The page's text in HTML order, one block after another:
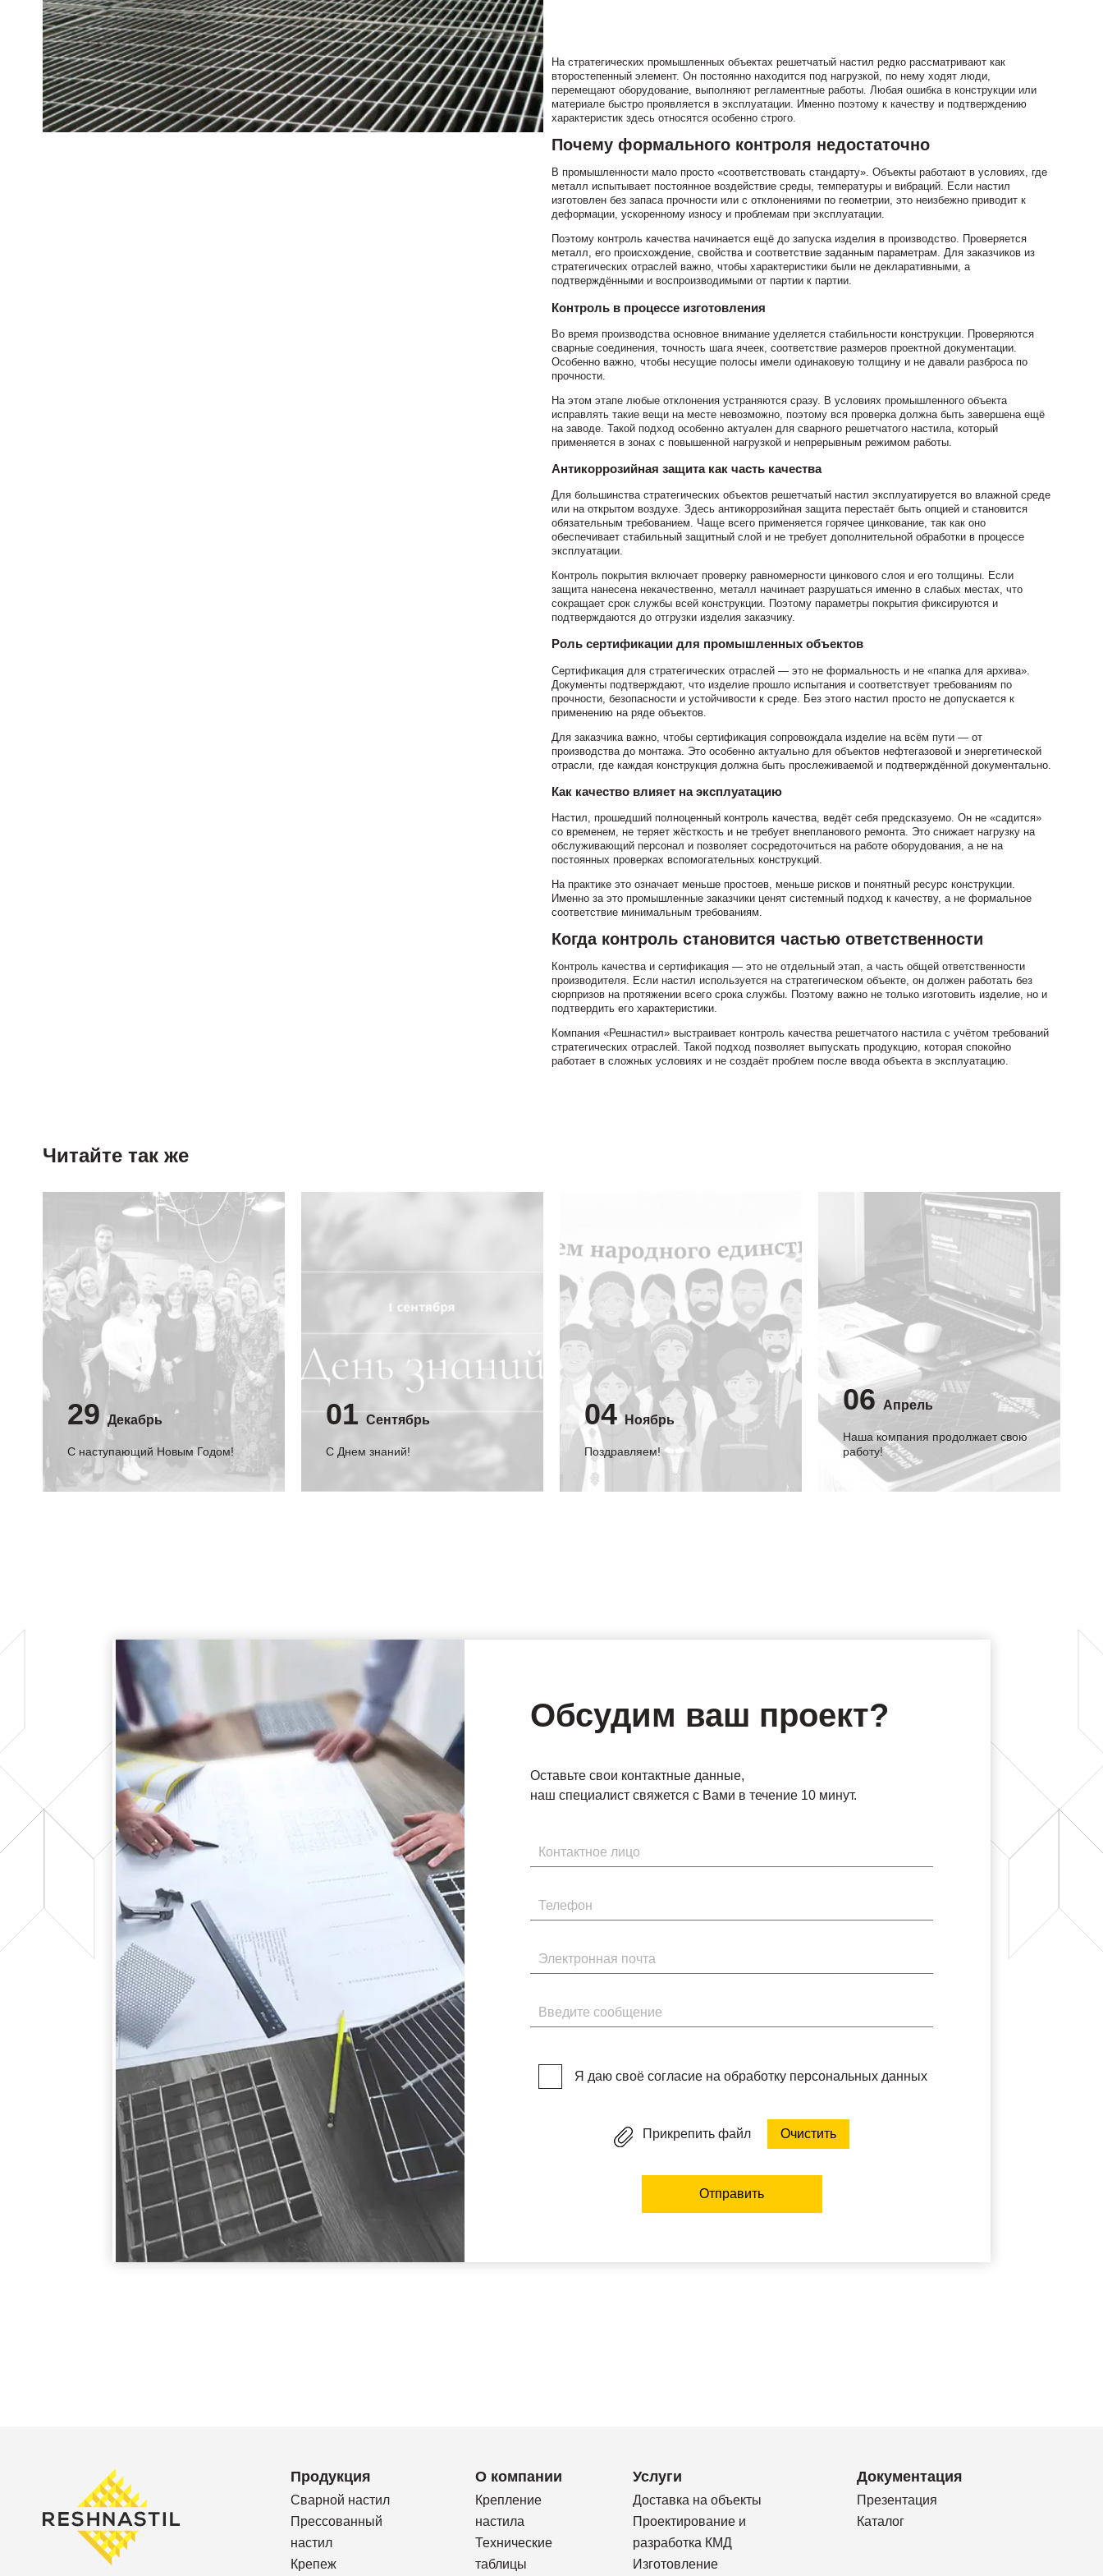
На стратегических промышленных объектах решетчатый настил редко рассматривают как
второстепенный элемент. Он постоянно находится под нагрузкой, по нему ходят люди,
перемещают оборудование, выполняют регламентные работы. Любая ошибка в конструкции или
материале быстро проявляется в эксплуатации. Именно поэтому к качеству и подтверждению
характеристик здесь относятся особенно строго.
Почему формального контроля недостаточно
В промышленности мало просто «соответствовать стандарту». Объекты работают в условиях, где
металл испытывает постоянное воздействие среды, температуры и вибраций. Если настил
изготовлен без запаса прочности или с отклонениями по геометрии, это неизбежно приводит к
деформации, ускоренному износу и проблемам при эксплуатации.
Поэтому контроль качества начинается ещё до запуска изделия в производство. Проверяется
металл, его происхождение, свойства и соответствие заданным параметрам. Для заказчиков из
стратегических отраслей важно, чтобы характеристики были не декларативными, а
подтверждёнными и воспроизводимыми от партии к партии.
Контроль в процессе изготовления
Во время производства основное внимание уделяется стабильности конструкции. Проверяются
сварные соединения, точность шага ячеек, соответствие размеров проектной документации.
Особенно важно, чтобы несущие полосы имели одинаковую толщину и не давали разброса по
прочности.
На этом этапе любые отклонения устраняются сразу. В условиях промышленного объекта
исправлять такие вещи на месте невозможно, поэтому вся проверка должна быть завершена ещё
на заводе. Такой подход особенно актуален для сварного решетчатого настила, который
применяется в зонах с повышенной нагрузкой и непрерывным режимом работы.
Антикоррозийная защита как часть качества
Для большинства стратегических объектов решетчатый настил эксплуатируется во влажной среде
или на открытом воздухе. Здесь антикоррозийная защита перестаёт быть опцией и становится
обязательным требованием. Чаще всего применяется горячее цинкование, так как оно
обеспечивает стабильный защитный слой и не требует дополнительной обработки в процессе
эксплуатации.
Контроль покрытия включает проверку равномерности цинкового слоя и его толщины. Если
защита нанесена некачественно, металл начинает разрушаться именно в слабых местах, что
сокращает срок службы всей конструкции. Поэтому параметры покрытия фиксируются и
подтверждаются до отгрузки изделия заказчику.
Роль сертификации для промышленных объектов
Сертификация для стратегических отраслей — это не формальность и не «папка для архива».
Документы подтверждают, что изделие прошло испытания и соответствует требованиям по
прочности, безопасности и устойчивости к среде. Без этого настил просто не допускается к
применению на ряде объектов.
Для заказчика важно, чтобы сертификация сопровождала изделие на всём пути — от
производства до монтажа. Это особенно актуально для объектов нефтегазовой и энергетической
отрасли, где каждая конструкция должна быть прослеживаемой и подтверждённой документально.
Как качество влияет на эксплуатацию
Настил, прошедший полноценный контроль качества, ведёт себя предсказуемо. Он не «садится»
со временем, не теряет жёсткость и не требует внепланового ремонта. Это снижает нагрузку на
обслуживающий персонал и позволяет сосредоточиться на работе оборудования, а не на
постоянных проверках вспомогательных конструкций.
На практике это означает меньше простоев, меньше рисков и понятный ресурс конструкции.
Именно за это промышленные заказчики ценят системный подход к качеству, а не формальное
соответствие минимальным требованиям.
Когда контроль становится частью ответственности
Контроль качества и сертификация — это не отдельный этап, а часть общей ответственности
производителя. Если настил используется на стратегическом объекте, он должен работать без
сюрпризов на протяжении всего срока службы. Поэтому важно не только изготовить изделие, но и
подтвердить его характеристики.
Компания «Решнастил» выстраивает контроль качества решетчатого настила с учётом требований
стратегических отраслей. Такой подход позволяет выпускать продукцию, которая спокойно
работает в сложных условиях и не создаёт проблем после ввода объекта в эксплуатацию.
Читайте так же
29 Декабрь
С наступающий Новым Годом!
01 Сентябрь
C Днем знаний!
04 Ноябрь
Поздравляем!
06 Апрель
Наша компания продолжает свою
работу!
Обсудим ваш проект?
Оставьте свои контактные данные,
наш специалист свяжется с Вами в течение 10 минут.
Имя
Телефон
Электронная почта
Введите сообщение
Я даю своё согласие на обработку персональных данных
Прикрепить файл Очистить
Отправить
Продукция
Сварной настил
Прессованный
настил
Крепеж
О компании
Крепление
настила
Технические
таблицы
Услуги
Доставка на объекты
Проектирование и
разработка КМД
Изготовление
Документация
Презентация
Каталог